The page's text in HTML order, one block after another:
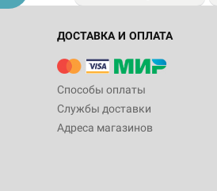
ДОСТАВКА И ОПЛАТА
Способы оплаты
Службы доставки
Адреса магазинов